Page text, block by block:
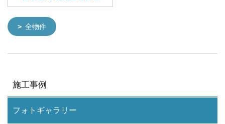
全物件
施工事例
フォトギャラリー